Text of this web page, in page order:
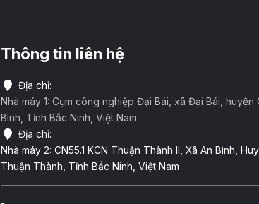
Thông tin liên hệ
Địa chỉ:
Nhà máy 1: Cụm công nghiệp Đại Bái, xã Đại Bái, huyện
Bình, Tỉnh Bắc Ninh, Việt Nam
Địa chỉ:
Nhà máy 2: CN55.1 KCN Thuận Thành II, Xã An Bình,
Thuận Thành, Tỉnh Bắc Ninh, Việt Nam